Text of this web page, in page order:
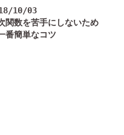
10/03
関数を苦手にしないため
番簡単なコツ